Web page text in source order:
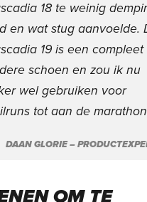
18 te weinig
en wat stug aanvoelde.
19 is een compleet
schoen en zou ik nu
wel gebruiken voor
tot aan de
DAAN GLORIE –
OM TE